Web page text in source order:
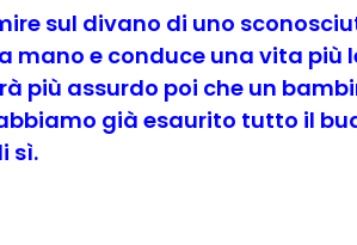
sul divano di uno
mano e conduce una vita più
più assurdo poi che un
già esaurito tutto il
sì.